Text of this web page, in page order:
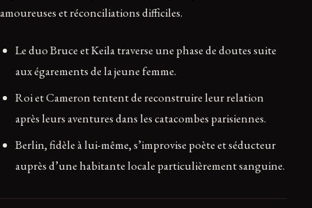
amoureuses et réconciliations difficiles.
Le duo Bruce et Keila traverse une phase de doutes suite
aux égarements de la jeune femme.
Roi et Cameron tentent de reconstruire leur relation
après leurs aventures dans les catacombes parisiennes.
Berlin, fidèle à lui-même, s’improvise poète et séducteur
auprès d’une habitante locale particulièrement sanguine.